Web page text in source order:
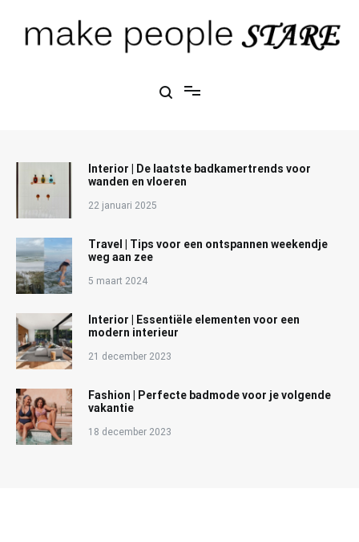
Interior | De laatste badkamertrends voor
wanden en vloeren
22 januari 2025
Travel | Tips voor een ontspannen weekendje
weg aan zee
5 maart 2024
Interior | Essentiële elementen voor een
modern interieur
21 december 2023
Fashion | Perfecte badmode voor je volgende
vakantie
18 december 2023